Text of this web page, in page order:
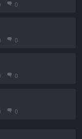
0
0
0
0